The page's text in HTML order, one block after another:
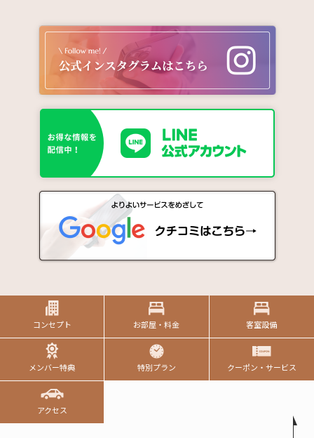
コンセプト お部屋・料金 客室設備
メンバー特典 特別プラン クーポン・サービス
アクセス